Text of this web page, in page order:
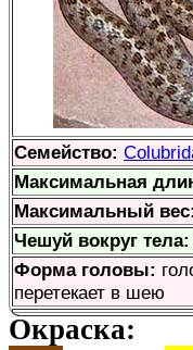
Семейство:
Максимальная
Максимальный вес:
Чешуй вокруг тела:
Форма головы:
перетекает в шею
Окраска: